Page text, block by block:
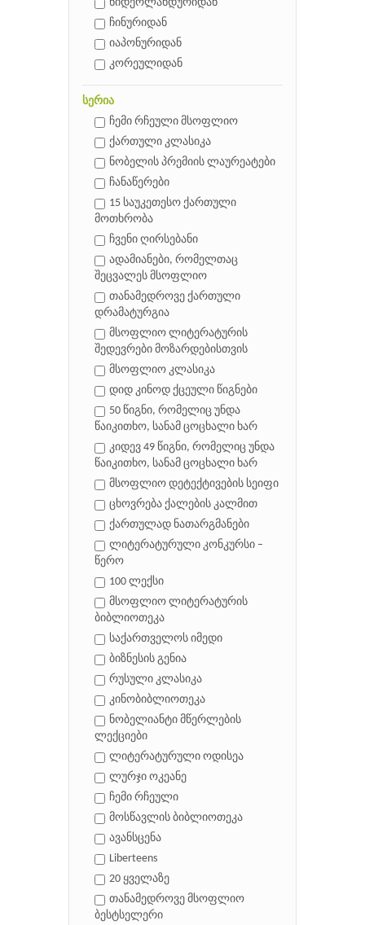
ნიდერლანდურიდან
ჩინურიდან
იაპონურიდან
კორეულიდან
სერია
ჩემი რჩეული მსოფლიო
ქართული კლასიკა
ნობელის პრემიის ლაურეატები
ჩანაწერები
15 საუკეთესო ქართული
მოთხრობა
ჩვენი ღირსებანი
ადამიანები, რომელთაც
შეცვალეს მსოფლიო
თანამედროვე ქართული
დრამატურგია
მსოფლიო ლიტერატურის
შედევრები მოზარდებისთვის
მსოფლიო კლასიკა
დიდ კინოდ ქცეული წიგნები
50 წიგნი, რომელიც უნდა
წაიკითხო, სანამ ცოცხალი ხარ
კიდევ 49 წიგნი, რომელიც უნდა
წაიკითხო, სანამ ცოცხალი ხარ
მსოფლიო დეტექტივების სეიფი
ცხოვრება ქალების კალმით
ქართულად ნათარგმანები
ლიტერატურული კონკურსი –
წერო
100 ლექსი
მსოფლიო ლიტერატურის
ბიბლიოთეკა
საქართველოს იმედი
ბიზნესის გენია
რუსული კლასიკა
კინობიბლიოთეკა
ნობელიანტი მწერლების
ლექციები
ლიტერატურული ოდისეა
ლურჯი ოკეანე
ჩემი რჩეული
მოსწავლის ბიბლიოთეკა
ავანსცენა
Liberteens
20 ყველაზე
თანამედროვე მსოფლიო
ბესტსელერი